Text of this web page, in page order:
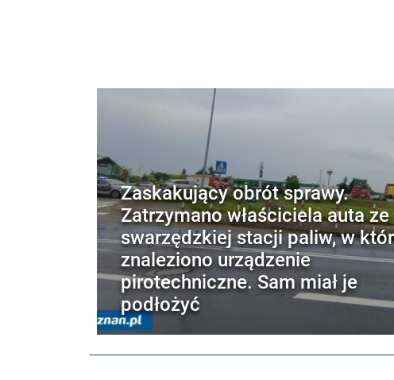
Zaskakujący obrót sprawy.
Zatrzymano właściciela auta ze
swarzędzkiej stacji paliw, w
znaleziono urządzenie
pirotechniczne. Sam miał je
podłożyć